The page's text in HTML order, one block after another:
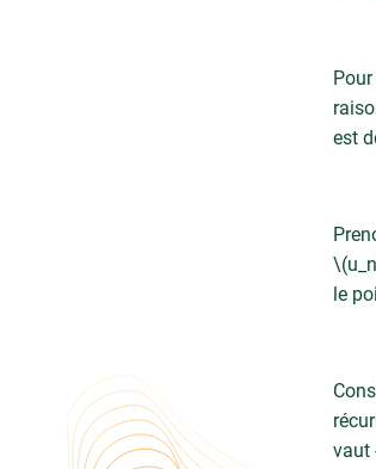
est
le
vaut